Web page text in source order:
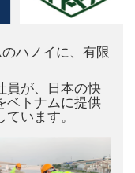
ハノイに、有限
員が、日本の快
ベトナムに提供
います。